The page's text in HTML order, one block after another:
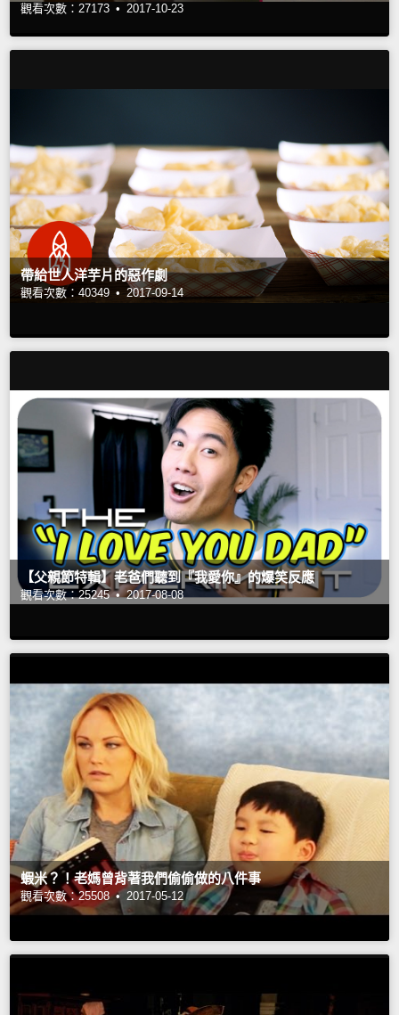
觀看次數：27173 • 2017-10-23
帶給世人洋芋片的惡作劇
觀看次數：40349 • 2017-09-14
【父親節特輯】老爸們聽到『我愛你』的爆笑反應
觀看次數：25245 • 2017-08-08
蝦米？！老媽曾背著我們偷偷做的八件事
觀看次數：25508 • 2017-05-12